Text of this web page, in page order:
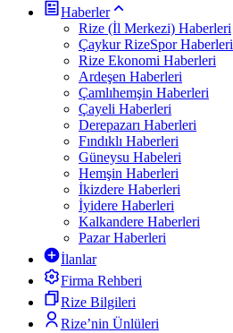
Haberler
Rize (İl Merkezi) Haberleri
Çaykur RizeSpor Haberleri
Rize Ekonomi Haberleri
Ardeşen Haberleri
Çamlıhemşin Haberleri
Çayeli Haberleri
Derepazarı Haberleri
Fındıklı Haberleri
Güneysu Habeleri
Hemşin Haberleri
İkizdere Haberleri
İyidere Haberleri
Kalkandere Haberleri
Pazar Haberleri
İlanlar
Firma Rehberi
Rize Bilgileri
Rize’nin Ünlüleri